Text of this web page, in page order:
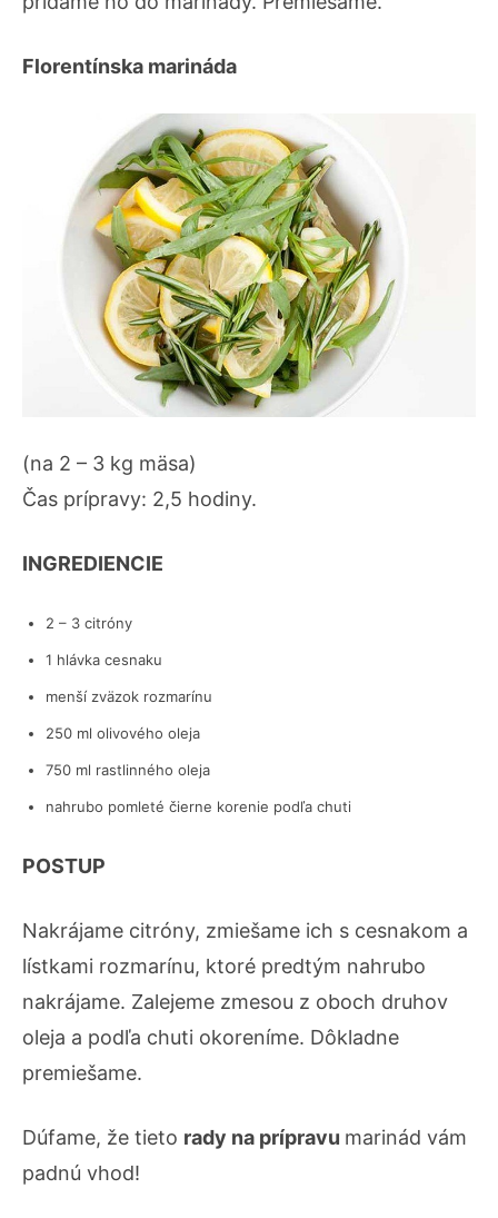
Florentínska marináda
(na 2 – 3 kg mäsa)
Čas prípravy: 2,5 hodiny.
INGREDIENCIE
2 – 3 citróny
1 hlávka cesnaku
menší zväzok rozmarínu
250 ml olivového oleja
750 ml rastlinného oleja
nahrubo pomleté čierne korenie podľa chuti
POSTUP
Nakrájame citróny, zmiešame ich s cesnakom a
lístkami rozmarínu, ktoré predtým nahrubo
nakrájame. Zalejeme zmesou z oboch druhov
oleja a podľa chuti okoreníme. Dôkladne
premiešame.
Dúfame, že tieto rady na prípravu marinád vám
padnú vhod!